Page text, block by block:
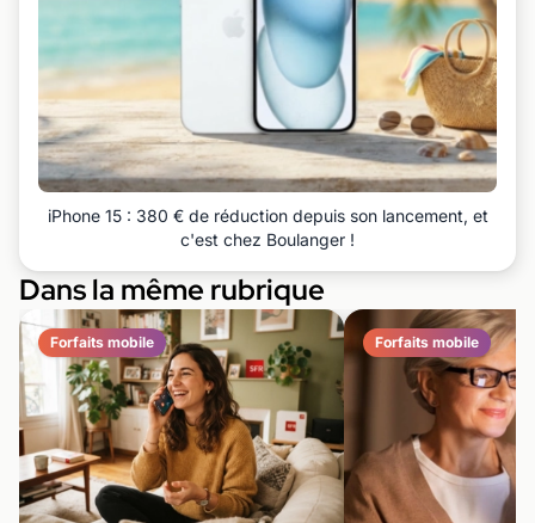
iPhone 15 : 380 € de réduction depuis son lancement, et
c'est chez Boulanger !
Dans la même rubrique
Forfaits mobile Forfaits mobile